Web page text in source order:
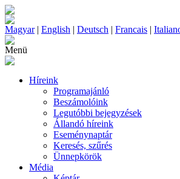
Magyar| English | Deutsch | Francais |
Menü
Híreink
Programajánló
Beszámolóink
Legutóbbi bejegyzések
Állandó híreink
Eseménynaptár
Keresés, szűrés
Ünnepkörök
Média